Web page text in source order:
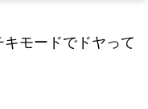
モードでドヤって